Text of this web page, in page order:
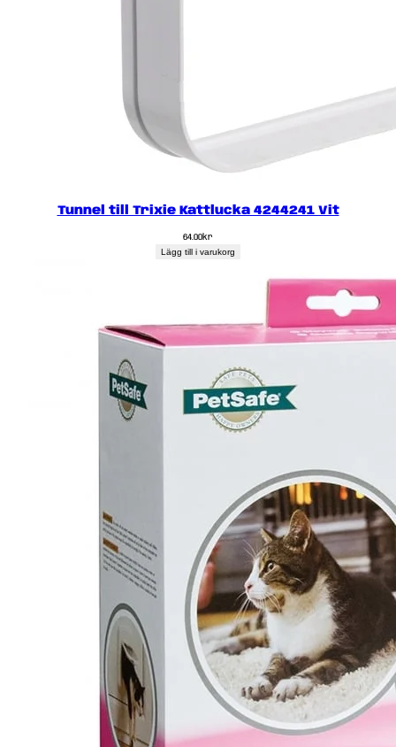
Tunnel till Trixie Kattlucka 4244241 Vit
64.00kr
Lägg till i varukorg